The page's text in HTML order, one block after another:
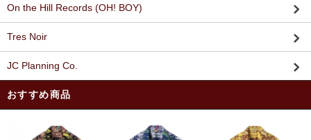
On the Hill Records (OH! BOY)
Tres Noir
JC Planning Co.
おすすめ商品